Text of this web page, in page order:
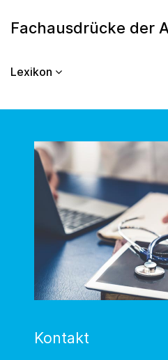
Fachausdrücke der
Lexikon
Kontakt